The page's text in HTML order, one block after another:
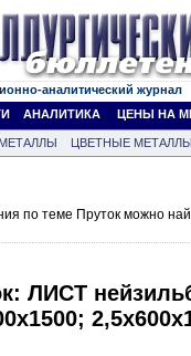
аналитический журнал
АНАЛИТИКА ЦЕНЫ НА
ЦВЕТНЫЕ МЕТАЛЛЫ
по теме Пруток можно
ЛИСТ